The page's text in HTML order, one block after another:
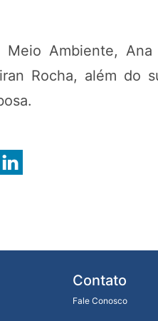
Ambiente,
Rocha, além do
Contato
Fale Conosco